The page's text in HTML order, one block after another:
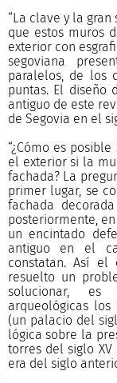
“La clave y la
que estos muros
exterior con
segoviana
paralelos, de los
puntas. El diseño
antiguo de este
de Segovia en el
“¿Cómo es
el exterior si la
fachada? La
primer lugar, se
fachada
posteriormente,
un encintado
antiguo en el
constatan. Así el
resuelto un
solucionar, es
arqueológicas
(un palacio del
lógica sobre la
torres del siglo
era del siglo